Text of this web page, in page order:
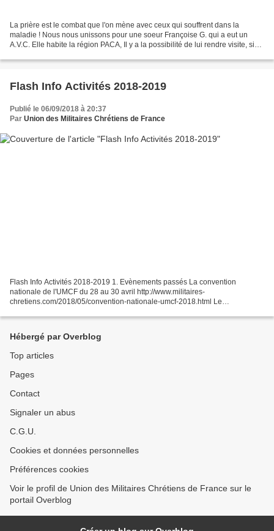
La prière est le combat que l'on mène avec ceux qui souffrent dans la
maladie ! Nous nous unissons pour une soeur Françoise G. qui a eut un
A.V.C. Elle habite la région PACA, Il y a la possibilité de lui rendre visite, si
Flash Info Activités 2018-2019
Publié le 06/09/2018 à 20:37
Par Union des Militaires Chrétiens de France
Flash Info Activités 2018-2019 1. Evènements passés La convention
nationale de l'UMCF du 28 au 30 avril http://www.militaires-
chretiens.com/2018/05/convention-nationale-umcf-2018.html Le
Hébergé par Overblog
Top articles
Pages
Contact
Signaler un abus
C.G.U.
Cookies et données personnelles
Préférences cookies
Voir le profil de Union des Militaires Chrétiens de France sur le
portail Overblog